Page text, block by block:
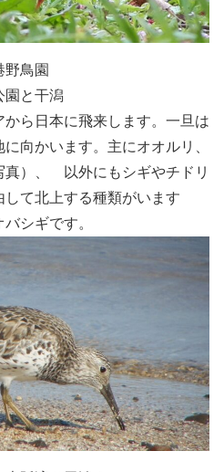
野鳥園
と干潟
ら日本に飛来します。一旦は
向かいます。主にオオルリ、
真）、 以外にもシギやチドリ
て北上する種類がいます
シギです。